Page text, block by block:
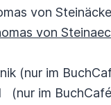
von
von
(nur im
(nur im